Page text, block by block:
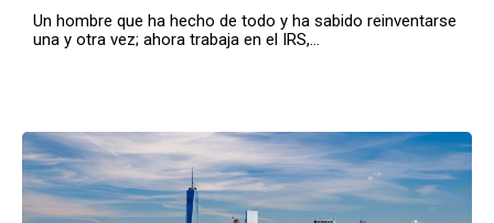
Un hombre que ha hecho de todo y ha sabido reinventarse
una y otra vez; ahora trabaja en el IRS,…